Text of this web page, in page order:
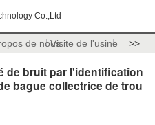
Co.,Ltd
de nousVisite de l'usine >>
de bruit par l'identification
bague collectrice de trou